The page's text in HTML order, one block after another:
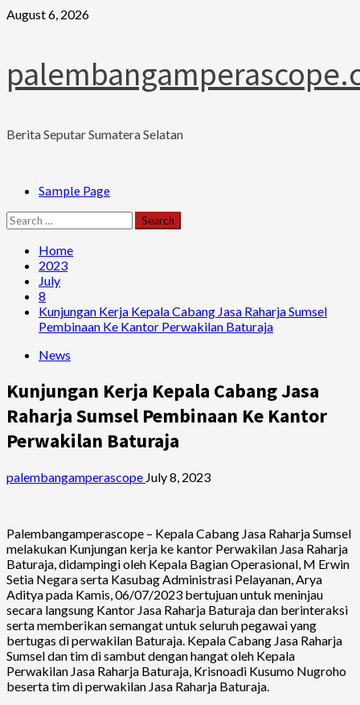
Skip
August 6, 2026
Berita Seputar Sumatera Selatan
PrimarySample Page
Search
for:
Home
2023
July
8
Kunjungan Kerja Kepala Cabang Jasa Raharja Sumsel
Pembinaan Ke Kantor Perwakilan Baturaja
News
Kunjungan Kerja Kepala Cabang Jasa
Raharja Sumsel Pembinaan Ke Kantor
Perwakilan Baturaja
palembangamperascope July 8, 2023
Palembangamperascope – Kepala Cabang Jasa Raharja Sumsel
melakukan Kunjungan kerja ke kantor Perwakilan Jasa Raharja
Baturaja, didampingi oleh Kepala Bagian Operasional, M Erwin
Setia Negara serta Kasubag Administrasi Pelayanan, Arya
Aditya pada Kamis, 06/07/2023 bertujuan untuk meninjau
secara langsung Kantor Jasa Raharja Baturaja dan berinteraksi
serta memberikan semangat untuk seluruh pegawai yang
bertugas di perwakilan Baturaja. Kepala Cabang Jasa Raharja
Sumsel dan tim di sambut dengan hangat oleh Kepala
Perwakilan Jasa Raharja Baturaja, Krisnoadi Kusumo Nugroho
beserta tim di perwakilan Jasa Raharja Baturaja.